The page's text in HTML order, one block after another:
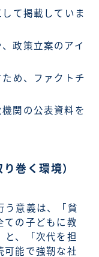
て掲載していま
政策立案のアイ
め、ファクトチ
関の公表資料を
巻く環境）
う意義は、「貧
ての子どもに教
と、「次代を担
可能で強靭な社